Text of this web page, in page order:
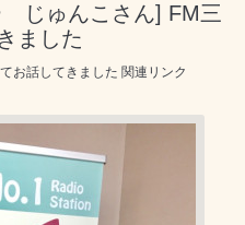
じゅんこさん] FM三
ました
お話してきました 関連リンク